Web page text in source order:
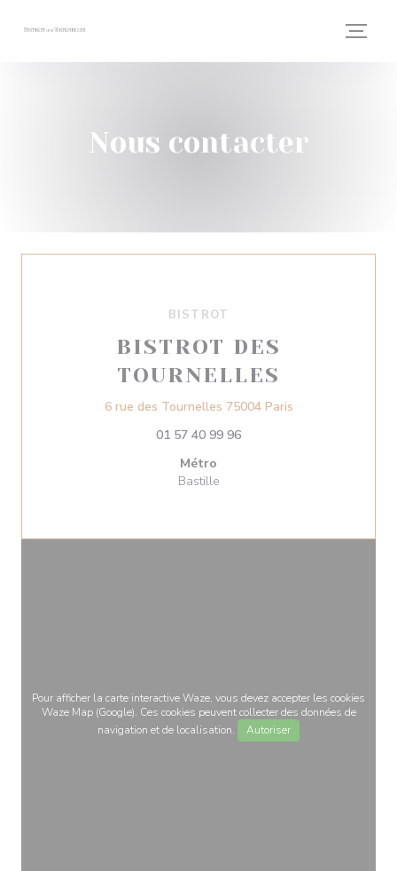
Nous contacter
BISTROT
BISTROT DES
TOURNELLES
6 rue des Tournelles 75004 Paris((ouvre une
01 57 40 99 96
Métro
Bastille
Pour afficher la carte interactive Waze, vous devez accepter les cookies
Waze Map (Google). Ces cookies peuvent collecter des données de
navigation et de localisation.
Autoriser